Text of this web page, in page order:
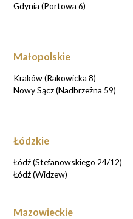
Gdynia (Portowa 6)
Małopolskie
Kraków (Rakowicka 8)
Nowy Sącz (Nadbrzeżna 59)
Łódzkie
Łódź (Stefanowskiego 24/12)
Łódź (Widzew)
Mazowieckie